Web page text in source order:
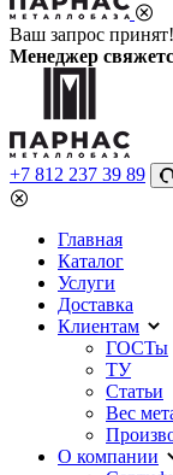
Ваш запрос принят!
Менеджер
+7 812 237 39 89
Главная
Каталог
Услуги
Доставка
Клиентам
ГОСТы
ТУ
Статьи
Вес
О компании